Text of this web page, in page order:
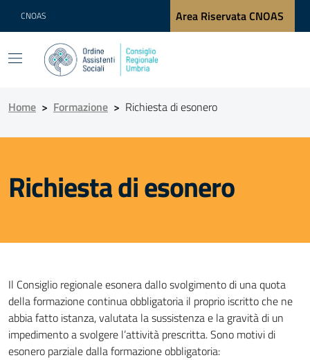
CNOAS Area Riservata CNOAS
Home > Formazione > Richiesta di esonero
Richiesta di esonero
Il Consiglio regionale esonera dallo svolgimento di una quota
della formazione continua obbligatoria il proprio iscritto che ne
abbia fatto istanza, valutata la sussistenza e la gravità di un
impedimento a svolgere l’attività prescritta. Sono motivi di
esonero parziale dalla formazione obbligatoria: